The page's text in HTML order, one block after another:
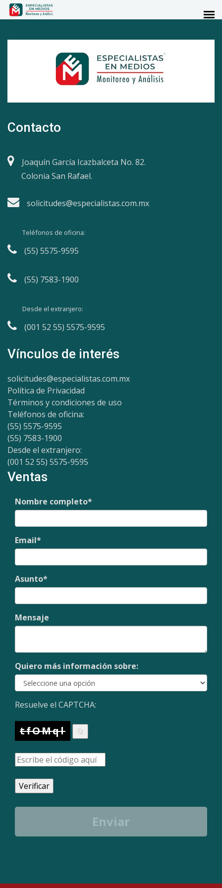
Contacto
Joaquín García Icazbalceta No. 82.
Colonia San Rafael.
solicitudes@especialistas.com.mx
Teléfonos de oficina:
(55) 5575-9595
(55) 7583-1900
Desde el extranjero:
(001 52 55) 5575-9595
Vínculos de interés
solicitudes@especialistas.com.mx
Política de Privacidad
Términos y condiciones de uso
Teléfonos de oficina:
(55) 5575-9595
(55) 7583-1900
Desde el extranjero:
(001 52 55) 5575-9595
Ventas
Nombre completo*
Email*
Asunto*
Mensaje
Quiero más información sobre:
Resuelve el CAPTCHA:
tfOMql
Verificar
Enviar